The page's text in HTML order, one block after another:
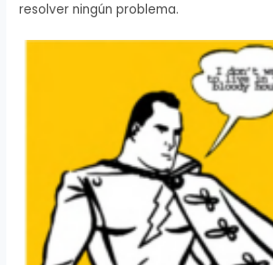
resolver ningún problema.